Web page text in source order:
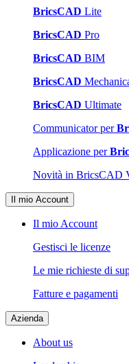
BricsCAD Lite
BricsCAD Pro
BricsCAD BIM
BricsCAD
BricsCAD Ultimate
Communicator per
Applicazione per
Novità in BricsCAD
Il mio Account
Il mio Account
Gestisci le licenze
Le mie richieste di
Fatture e pagamenti
Azienda
About us